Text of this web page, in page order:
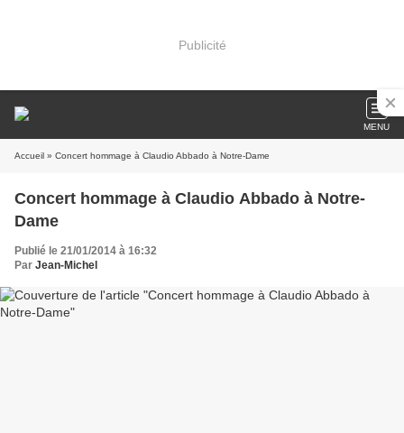
Publicité
MENU
Accueil » Concert hommage à Claudio Abbado à Notre-Dame
Concert hommage à Claudio Abbado à Notre-
Dame
Publié le 21/01/2014 à 16:32
Par Jean-Michel